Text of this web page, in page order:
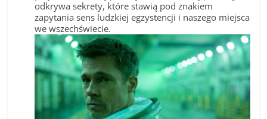
odkrywa sekrety, które stawią pod znakiem
zapytania sens ludzkiej egzystencji i naszego miejsca
we wszechświecie.